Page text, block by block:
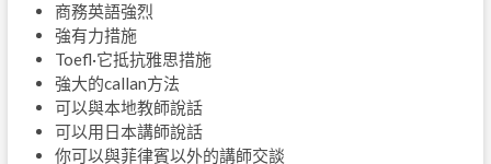
商務英語強烈
強有力措施
Toefl·它抵抗雅思措施
強大的callan方法
可以與本地教師說話
可以用日本講師說話
你可以與菲律賓以外的講師交談